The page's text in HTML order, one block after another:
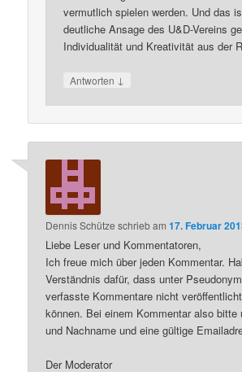
vermutlich spielen werden. Und das
deutliche Ansage des U&D-Vereins
Individualität und Kreativität aus der
Antworten ↓
Dennis Schütze schriebam17. Februar
Liebe Leser und Kommentatoren,
Ich freue mich über jeden Kommentar.
Verständnis dafür, dass unter
verfasste Kommentare nicht
können. Bei einem Kommentar also bitte
und Nachname und eine gültige
Der Moderator